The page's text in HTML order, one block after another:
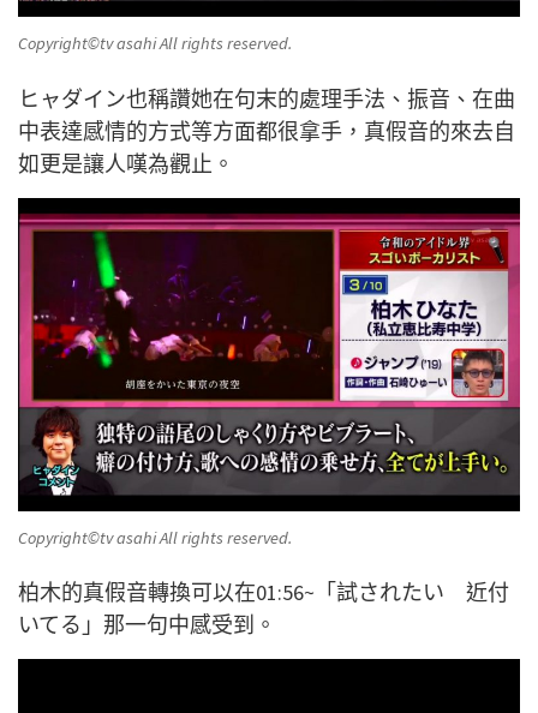
Copyright©️tv asahi All rights reserved.
ヒャダイン也稱讚她在句末的處理手法、振音、在曲
中表達感情的方式等方面都很拿手，真假音的來去自
如更是讓人嘆為觀止。
Copyright©️tv asahi All rights reserved.
柏木的真假音轉換可以在01:56~「試されたい 近付
いてる」那一句中感受到。